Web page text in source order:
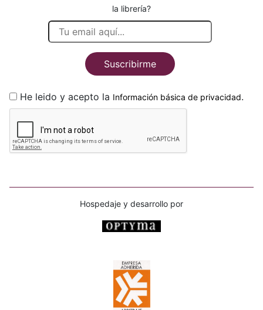
la librería?
Suscribirme
He leido y acepto la Información básica de privacidad.
Hospedaje y desarrollo por